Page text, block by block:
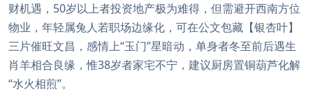
财机遇，50岁以上者投资地产极为难得，但需避开西南方位
物业，年轻属兔人若职场边缘化，可在公文包藏【银杏叶】
三片催旺文昌，感情上“玉门”星暗动，单身者冬至前后遇生
肖羊相合良缘，惟38岁者家宅不宁，建议厨房置铜葫芦化解
“水火相煎”。